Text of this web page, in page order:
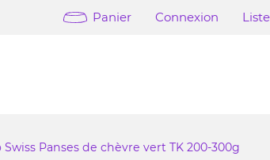
Panier Connexion
Swiss Panses de chèvre vert TK 200-300g